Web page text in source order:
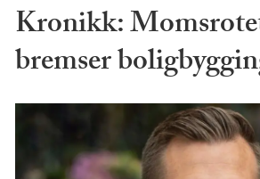
Kronikk:
bremser